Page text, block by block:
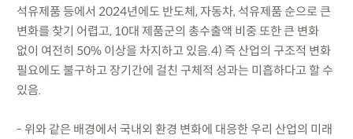
석유제품 등에서 2024년에도 반도체, 자동차, 석유제품 순으로 큰
변화를 찾기 어렵고, 10대 제품군의 총수출액 비중 또한 큰 변화
없이 여전히 50% 이상을 차지하고 있음.4) 즉 산업의 구조적 변화
필요에도 불구하고 장기간에 걸친 구체적 성과는 미흡하다고 할 수
있음.
- 위와 같은 배경에서 국내외 환경 변화에 대응한 우리 산업의 미래